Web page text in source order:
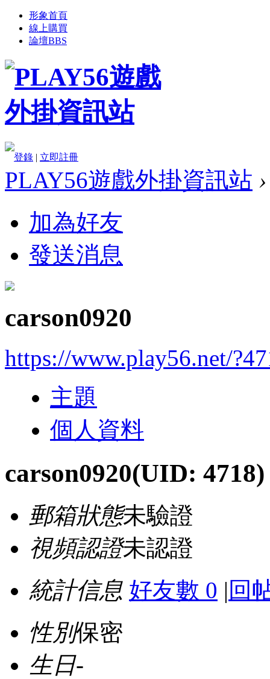
形象首頁
線上購買
論壇BBS
登錄 | 立即註冊
PLAY56遊戲外掛資訊站 ›
加為好友
發送消息
carson0920
https://www.play56.net/
主題
個人資料
carson0920(UID: 4718)
郵箱狀態未驗證
視頻認證未認證
統計信息 好友數 0 | 回
性別保密
生日-